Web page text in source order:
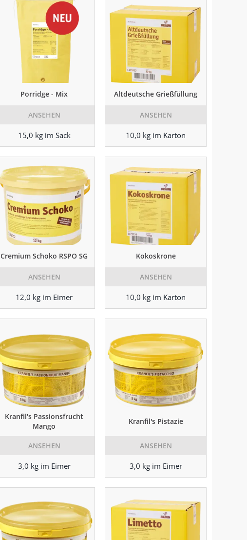
Porridge - Mix
ANSEHEN
15,0 kg im Sack
Altdeutsche Grießfüllung
ANSEHEN
10,0 kg im Karton
Cremium Schoko RSPO SG
ANSEHEN
12,0 kg im Eimer
Kokoskrone
ANSEHEN
10,0 kg im Karton
Kranfil's Passionsfrucht
Mango
ANSEHEN
3,0 kg im Eimer
Kranfil's Pistazie
ANSEHEN
3,0 kg im Eimer